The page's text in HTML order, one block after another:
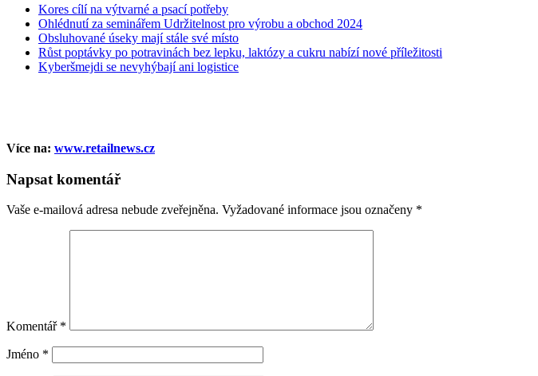
Kores cílí na výtvarné a psací potřeby
Ohlédnutí za seminářem Udržitelnost pro výrobu a obchod 2024
Obsluhované úseky mají stále své místo
Růst poptávky po potravinách bez lepku, laktózy a cukru nabízí nové příležitosti
Kyberšmejdi se nevyhýbají ani logistice
Více na: www.retailnews.cz
Napsat komentář
Vaše e-mailová adresa nebude zveřejněna. Vyžadované informace jsou označeny *
Komentář *
Jméno *